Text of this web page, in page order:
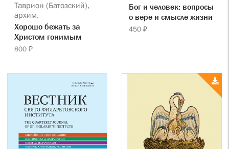
Таврион (Батозский),
архим.
Хорошо бежать за
Христом гонимым
800 ₽
Бог и человек: вопросы
о вере и смысле жизни
450 ₽